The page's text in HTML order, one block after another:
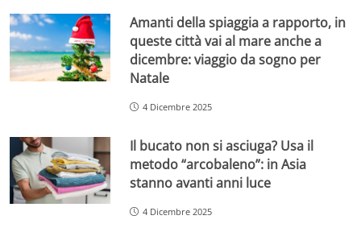
Amanti della spiaggia a rapporto, in
queste città vai al mare anche a
dicembre: viaggio da sogno per
Natale
4 Dicembre 2025
Il bucato non si asciuga? Usa il
metodo “arcobaleno”: in Asia
stanno avanti anni luce
4 Dicembre 2025